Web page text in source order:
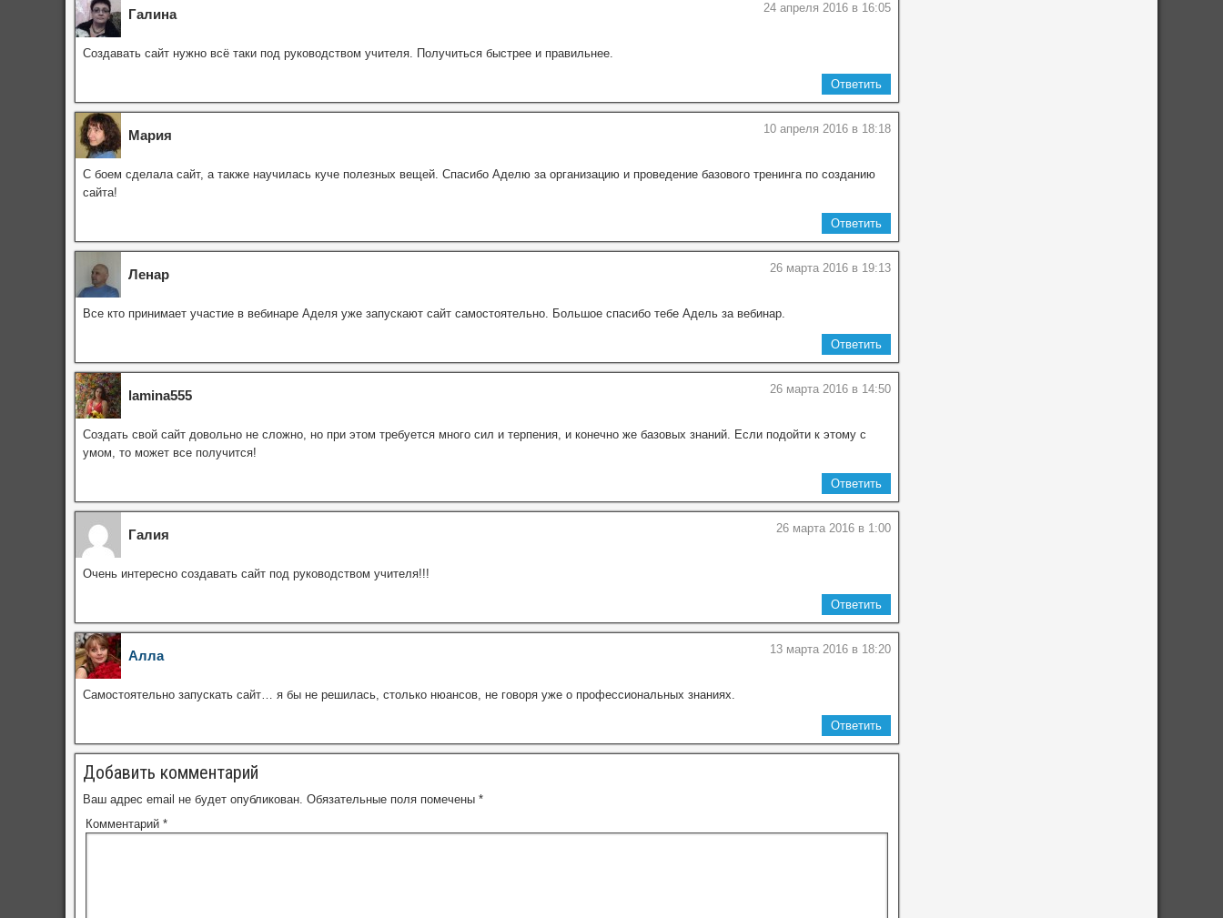
Галина 24 апреля 2016 в 16:05
Создавать сайт нужно всё таки под руководством учителя. Получиться быстрее и правильнее.
Ответить
Мария 10 апреля 2016 в 18:18
С боем сделала сайт, а также научилась куче полезных вещей. Спасибо Аделю за организацию и проведение базового тренинга по созданию
сайта!
Ответить
Ленар 26 марта 2016 в 19:13
Все кто принимает участие в вебинаре Аделя уже запускают сайт самостоятельно. Большое спасибо тебе Адель за вебинар.
Ответить
lamina555 26 марта 2016 в 14:50
Создать свой сайт довольно не сложно, но при этом требуется много сил и терпения, и конечно же базовых знаний. Если подойти к этому с
умом, то может все получится!
Ответить
Галия 26 марта 2016 в 1:00
Очень интересно создавать сайт под руководством учителя!!!
Ответить
Алла 13 марта 2016 в 18:20
Самостоятельно запускать сайт… я бы не решилась, столько нюансов, не говоря уже о профессиональных знаниях.
Ответить
Добавить комментарий
Ваш адрес email не будет опубликован. Обязательные поля помечены *
Комментарий *